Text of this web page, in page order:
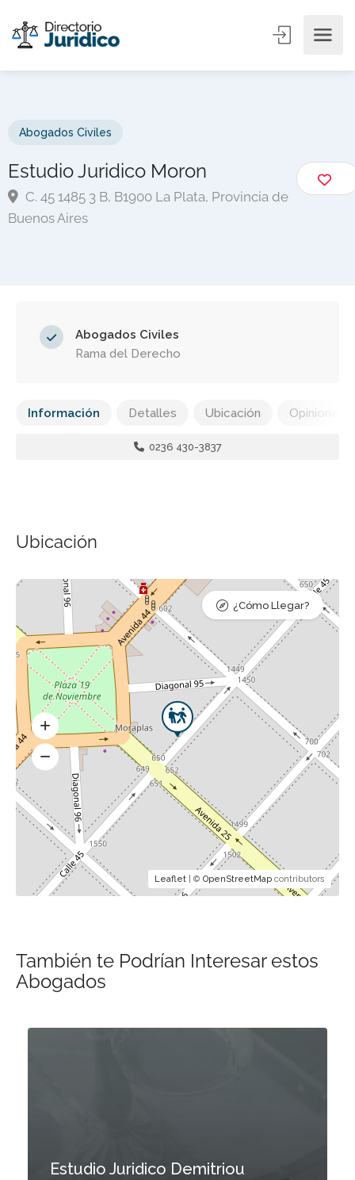
Abogados Civiles
Estudio Juridico Moron
C. 45 1485 3 B, B1900 La Plata, Provincia de
Buenos Aires
Abogados Civiles
Rama del Derecho
Información Detalles Ubicación Opiniones
0236 430-3837
Ubicación
Leaflet | © OpenStreetMap contributors
¿Cómo Llegar?
También te Podrían Interesar estos
Abogados
Estudio Juridico Demitriou